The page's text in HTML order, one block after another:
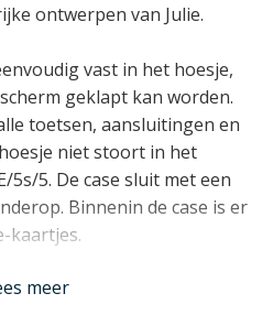
ontwerpen van Julie.
vast in het hoesje,
geklapt kan worden.
toetsen, aansluitingen en
niet stoort in het
5s/5. De case sluit met een
Binnenin de case is er
kaartjes.
minder
meer